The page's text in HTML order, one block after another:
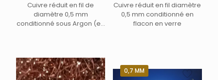
Cuivre réduit en fil de
diamètre 0,5 mm
conditionné sous Argon (en
Cuivre réduit en fil diamètre
0,5 mm conditionné en
flacon en verre
0,7 MM